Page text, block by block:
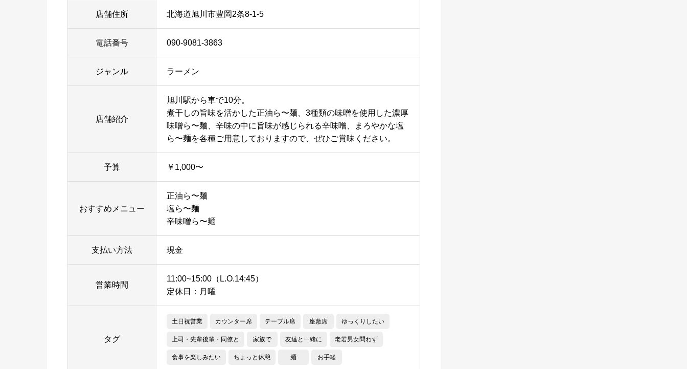
店舗住所 北海道旭川市豊岡2条8-1-5
電話番号 090-9081-3863
ジャンル ラーメン
店舗紹介
旭川駅から車で10分。
煮干しの旨味を活かした正油ら〜麺、3種類の味噌を使用した濃厚
味噌ら〜麺、辛味の中に旨味が感じられる辛味噌、まろやかな塩
ら〜麺を各種ご用意しておりますので、ぜひご賞味ください。
予算 ￥1,000〜
おすすめメニュー
正油ら〜麺
塩ら〜麺
辛味噌ら〜麺
支払い方法 現金
営業時間
11:00~15:00（L.O.14:45）
定休日：月曜
タグ
土日祝営業 カウンター席 テーブル席 座敷席 ゆっくりしたい
上司・先輩後輩・同僚と 家族で 友達と一緒に 老若男女問わず
食事を楽しみたい ちょっと休憩 麺 お手軽